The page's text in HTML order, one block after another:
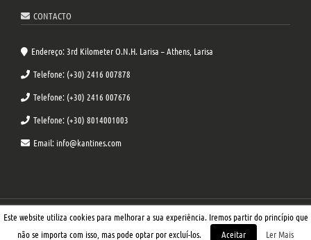
CONTACTO
Endereço: 3rd Kilometer O.N.H. Larisa – Athens, Larisa
Telefone: (+30) 2416 007878
Telefone: (+30) 2416 007676
Telefone: (+30) 8014001003
Email: info@kantines.com
Copyright © Kantines.com| Política de Cookies|Política de Privacidade| Weaved by
The Udjat Team
Este website utiliza cookies para melhorar a sua experiência. Iremos partir do princípio que
não se importa com isso, mas pode optar por excluí-los.
Aceitar Ler Mais